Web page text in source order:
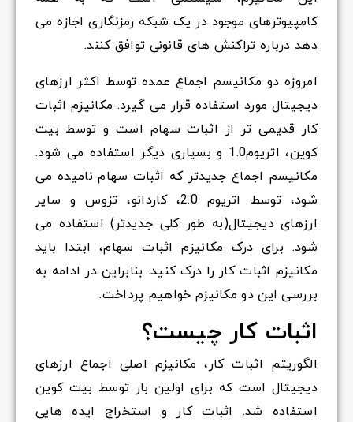
کامپیوترهای موجود در یک شبکه رمزنگاری اجازه می
دهد درباره تراکنش های قانونی توافق کنند.
امروزه دو مکانیسم اجماع عمده توسط اکثر ارزهای
دیجیتال مورد استفاده قرار می گیرد. مکانیزم اثبات
کار قدیمی تر از اثبات سهام است و توسط بیت
کوین، اتریوم1.0 و بسیاری دیگر استفاده می شود.
مکانیسم اجماع جدیدتر که اثبات سهام نامیده می
شود، توسط اتریوم 2.0، کاردانو، تزوس و سایر
ارزهای دیجیتال(به طور کلی جدیدتر) استفاده می
شود. برای درک مکانیزم اثبات سهام، ابتدا باید
مکانیزم اثبات کار را درک کنید. بنابراین در ادامه به
بررسی این دو مکانیزم خواهیم پرداخت.
اثبات کار چیست؟
الگوریتم اثبات کار، مکانیزم اصلی اجماع ارزهای
دیجیتال است که برای اولین بار توسط بیت کوین
استفاده شد. اثبات کار و استخراج ایده هایی